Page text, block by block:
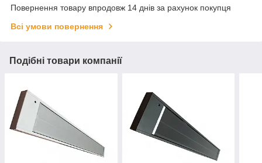
Повернення товару впродовж 14 днів за рахунок покупця
Всі умови повернення
Подібні товари компанії